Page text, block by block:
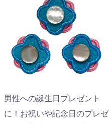
男性への誕生日プレゼント
に！お祝いや記念日のプレゼ